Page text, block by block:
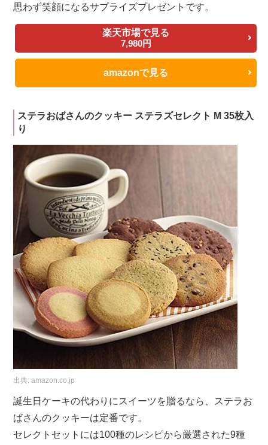
思わず笑顔になるサプライズプレゼントです。
楽天市場で見る
7,980円
amazonで見る
ステラおばさんのクッキー ステラズセレクト M 35枚入
り
出典:amazon.co.jp
誕生日ケーキの代わりにスイーツを贈るなら、ステラお
ばさんのクッキーは定番です。
セレクトセットには100種のレシピから厳選された9種